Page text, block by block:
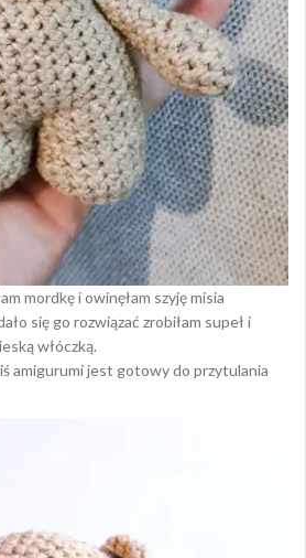
mordkę i owinęłam szyję misia
się go rozwiązać zrobiłam supeł i
włóczką.
amigurumi jest gotowy do przytulania